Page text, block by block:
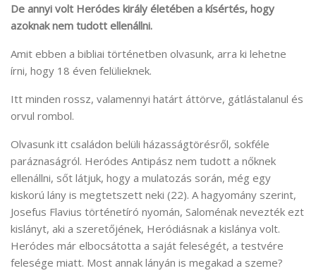
De annyi volt Heródes király életében a kísértés, hogy
azoknak nem tudott ellenállni.
Amit ebben a bibliai történetben olvasunk, arra ki lehetne
írni, hogy 18 éven felülieknek.
Itt minden rossz, valamennyi határt áttörve, gátlástalanul és
orvul rombol.
Olvasunk itt családon belüli házasságtörésről, sokféle
paráznaságról. Heródes Antipász nem tudott a nőknek
ellenállni, sőt látjuk, hogy a mulatozás során, még egy
kiskorú lány is megtetszett neki (22). A hagyomány szerint,
Josefus Flavius történetíró nyomán, Saloménak nevezték ezt
kislányt, aki a szeretőjének, Heródiásnak a kislánya volt.
Heródes már elbocsátotta a saját feleségét, a testvére
felesége miatt. Most annak lányán is megakad a szeme?